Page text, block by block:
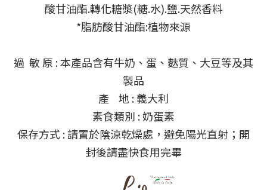
酸甘油酯.轉化糖漿(糖.水).鹽.天然香料
*脂肪酸甘油酯:植物來源
過 敏 原 : 本產品含有牛奶、蛋、麩質、大豆等及其
製品
產 地 : 義大利
素食類別 : 奶蛋素
保存方式 : 請置於陰涼乾燥處，避免陽光直射；開
封後請盡快食用完畢